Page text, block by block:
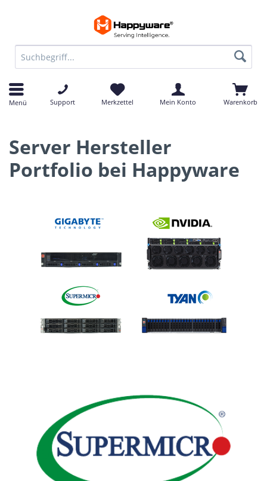
Menü Support Merkzettel Mein Konto Warenkorb
Server Hersteller
Portfolio bei Happyware